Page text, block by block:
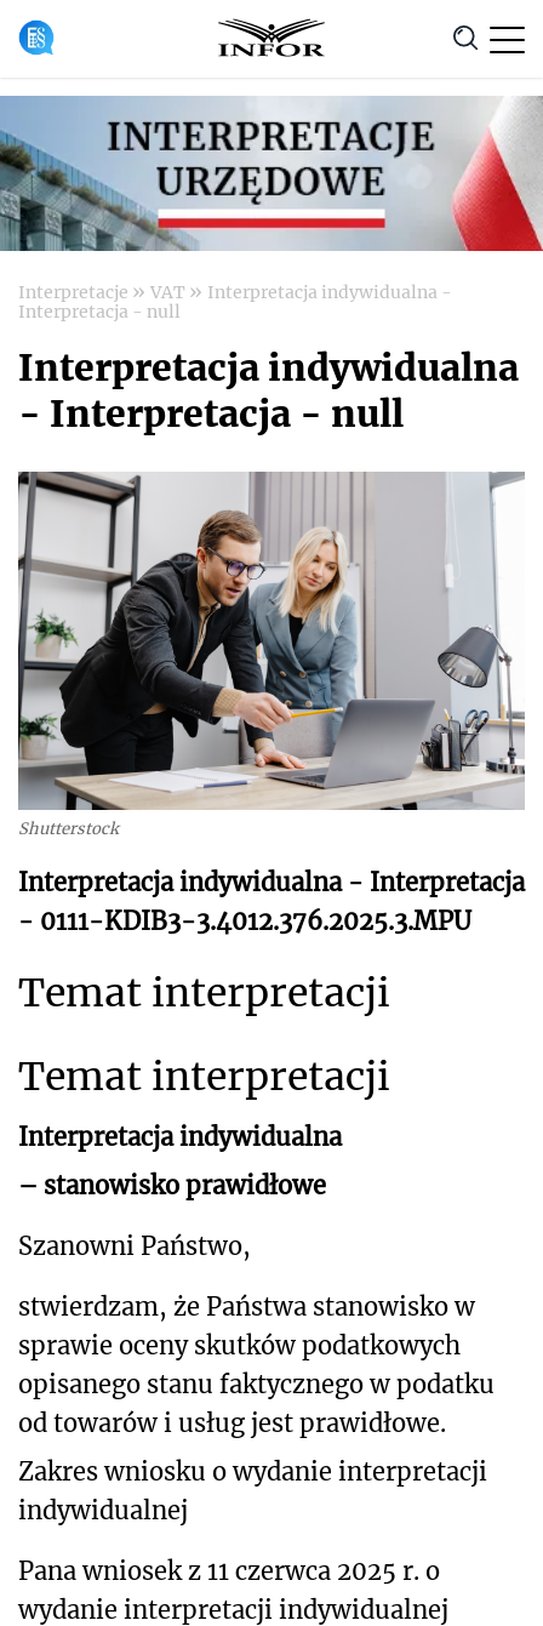
Anuluj
Interpretacje » VAT » Interpretacja indywidualna -
Interpretacja - null
Interpretacja indywidualna
- Interpretacja - null
Shutterstock
Interpretacja indywidualna - Interpretacja
- 0111-KDIB3-3.4012.376.2025.3.MPU
Temat interpretacji
Temat interpretacji
Interpretacja indywidualna
– stanowisko prawidłowe
Szanowni Państwo,
stwierdzam, że Państwa stanowisko w
sprawie oceny skutków podatkowych
opisanego stanu faktycznegow podatku
od towarów i usług jest prawidłowe.
Zakres wniosku o wydanie interpretacji
indywidualnej
Pana wniosek z 11 czerwca 2025 r. o
wydanie interpretacji indywidualnej